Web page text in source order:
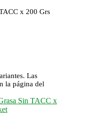
x 200 Grs
Las
la página del